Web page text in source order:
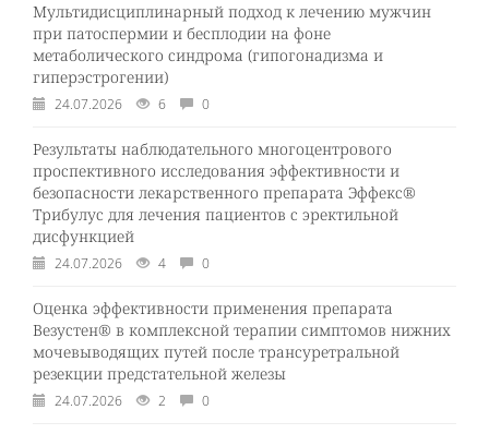
Мультидисциплинарный подход к лечению мужчин
при патоспермии и бесплодии на фоне
метаболического синдрома (гипогонадизма и
гиперэстрогении)
24.07.2026 6 0
Результаты наблюдательного многоцентрового
проспективного исследования эффективности и
безопасности лекарственного препарата Эффекс®
Трибулус для лечения пациентов с эректильной
дисфункцией
24.07.2026 4 0
Оценка эффективности применения препарата
Везустен® в комплексной терапии симптомов нижних
мочевыводящих путей после трансуретральной
резекции предстательной железы
24.07.2026 2 0